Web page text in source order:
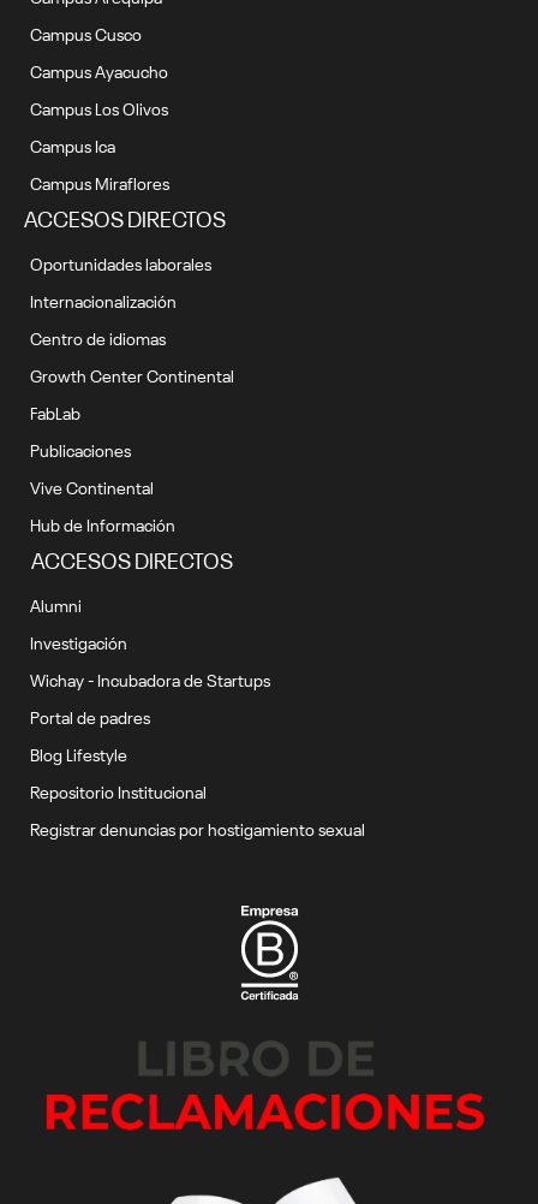
Campus Cusco
Campus Ayacucho
Campus Los Olivos
Campus Ica
Campus Miraflores
ACCESOS DIRECTOS
Oportunidades laborales
Internacionalización
Centro de idiomas
Growth Center Continental
FabLab
Publicaciones
Vive Continental
Hub de Información
ACCESOS DIRECTOS
Alumni
Investigación
Wichay - Incubadora de Startups
Portal de padres
Blog Lifestyle
Repositorio Institucional
Registrar denuncias por hostigamiento sexual